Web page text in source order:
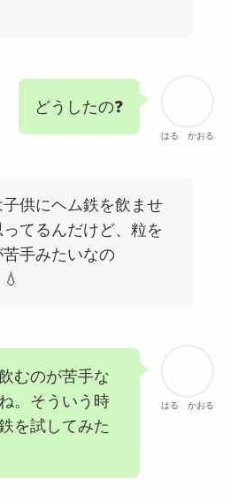
はる かおる
どうしたの❓
供にヘム鉄を飲ませ
ってるんだけど、粒を
手みたいなの
はる かおる
むのが苦手な
。そういう時
を試してみた